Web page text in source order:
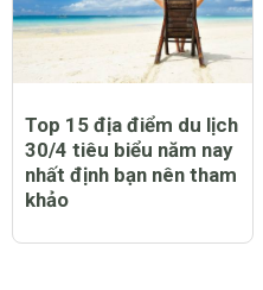
Top 15 địa điểm du lịch
30/4 tiêu biểu năm nay
nhất định bạn nên tham
khảo